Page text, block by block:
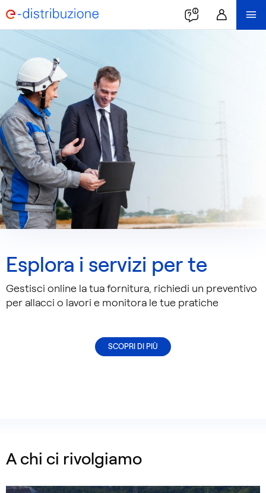
Esplora i servizi per te
Gestisci online la tua fornitura, richiedi un preventivo
per allacci o lavori e monitora le tue pratiche
SCOPRI DI PIÙ
A chi ci rivolgiamo